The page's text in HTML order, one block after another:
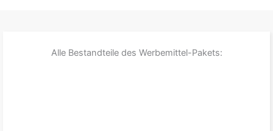
Alle Bestandteile des Werbemittel-Pakets: